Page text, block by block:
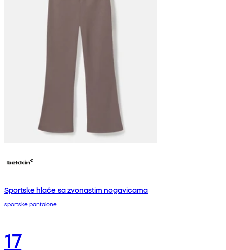
Sportske hlače sa zvonastim nogavicama
sportske pantalone
17